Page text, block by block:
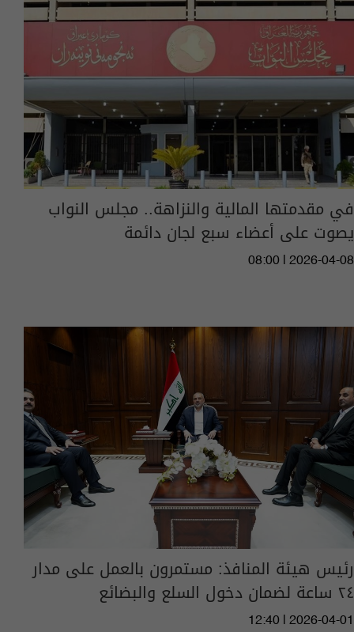
في مقدمتها المالية والنزاهة.. مجلس النواب
يصوت على أعضاء سبع لجان دائمة
08:00 | 2026-04-08
رئيس هيئة المنافذ: مستمرون بالعمل على مدار
٢٤ ساعة لضمان دخول السلع والبضائع
12:40 | 2026-04-01